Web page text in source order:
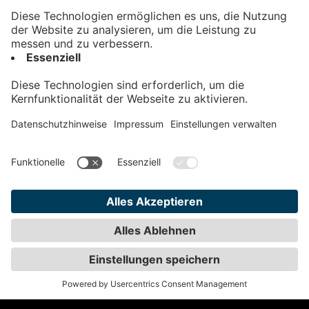
Kontakt
Impressum
Teilnahmebedingungen
Privatsphäre